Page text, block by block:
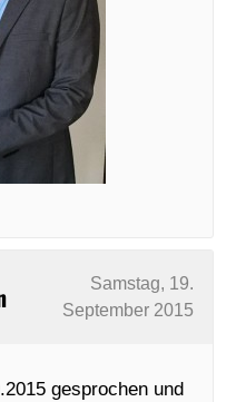
Samstag, 19.
September 2015
gesprochen und